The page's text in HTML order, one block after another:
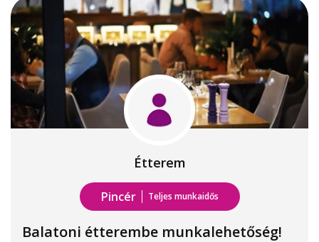
Étterem
Pincér Teljes munkaidős
Balatoni étterembe munkalehetőség!